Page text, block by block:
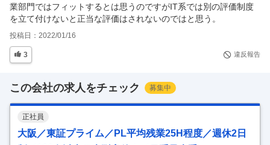
業部門ではフィットするとは思うのですがIT系では別の評価制度
を立て付けないと正当な評価はされないのではと思う。
投稿日： 2022/01/16
3 違反報告
この会社の求人をチェック 募集中
正社員
大阪／東証プライム／PL平均残業25H程度／週休2日